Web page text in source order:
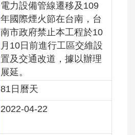
電力設備管線遷移及109
年國際煙火節在台南，台
南市政府禁止本工程於10
月10日前進行工區交維設
置及交通改道，據以辦理
展延。
81日曆天
2022-04-22